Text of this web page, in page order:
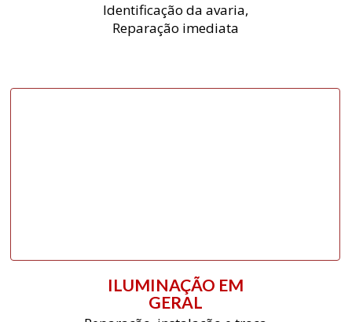
Identificação da avaria,
Reparação imediata
ILUMINAÇÃO EM
GERAL